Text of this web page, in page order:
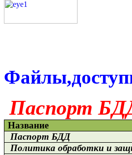
Паспорт
Название
Паспорт БДД
Политика обработки и